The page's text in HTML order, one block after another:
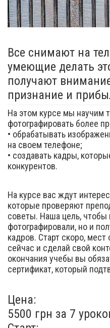
Все снимают на
умеющие делать
получают
признание и
На этом курсе мы научим
фотографировать более
• обрабатывать
на своем телефоне;
• создавать кадры,
конкурентов.
На курсе вас ждут
которые проверяют
советы. Наша цель, чтобы
фотографировали, но и
кадров. Старт скоро,
сейчас и сделай свой
окончания учебы вы
сертификат, который
Цена:
5500 грн за 7